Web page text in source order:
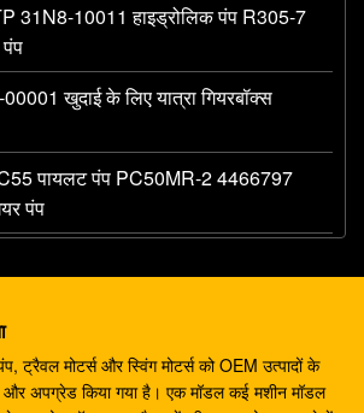
31N8-10011 हाइड्रोलिक पंप R305-7
खुदाई के लिए यात्रा गियरबॉक्स
पायलट पंप PC50MR-2 4466797
पंप
5 DH220-7 ट्रैवल गियरबॉक्स
S220LC-5
ट्रैवल मोटर्स और स्विंग मोटर्स को OEM उत्पादों के
और अपग्रेड किया गया है। एक मॉडल कई मशीन मॉडल